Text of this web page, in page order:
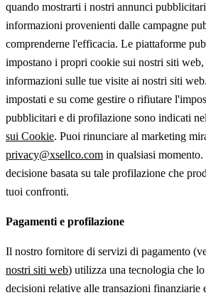
quando mostrarti i nostri annunci
informazioni provenienti dalle campagne
comprenderne l'efficacia. Le piattaforme
impostano i propri cookie sui nostri siti
informazioni sulle tue visite ai nostri siti
impostati e su come gestire o rifiutare
pubblicitari e di profilazione sono indicati
sui Cookie. Puoi rinunciare al marketing
privacy@xsellco.com in qualsiasi
decisione basata su tale profilazione che
tuoi confronti.
Pagamenti e profilazione
Il nostro fornitore di servizi di pagamento
nostri siti web) utilizza una tecnologia che
decisioni relative alle transazioni finanziarie